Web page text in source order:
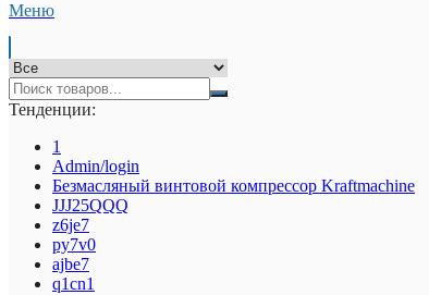
Меню
Тенденции:
1
Admin/login
Безмасляный винтовой компрессор Kraftmaсhine
JJJ25QQQ
z6je7
py7v0
ajbe7
q1cn1